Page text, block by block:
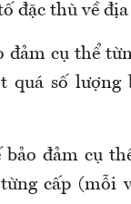
đặc thù về
đảm cụ thể
số lượng
đảm cụ
cấp (mỗi